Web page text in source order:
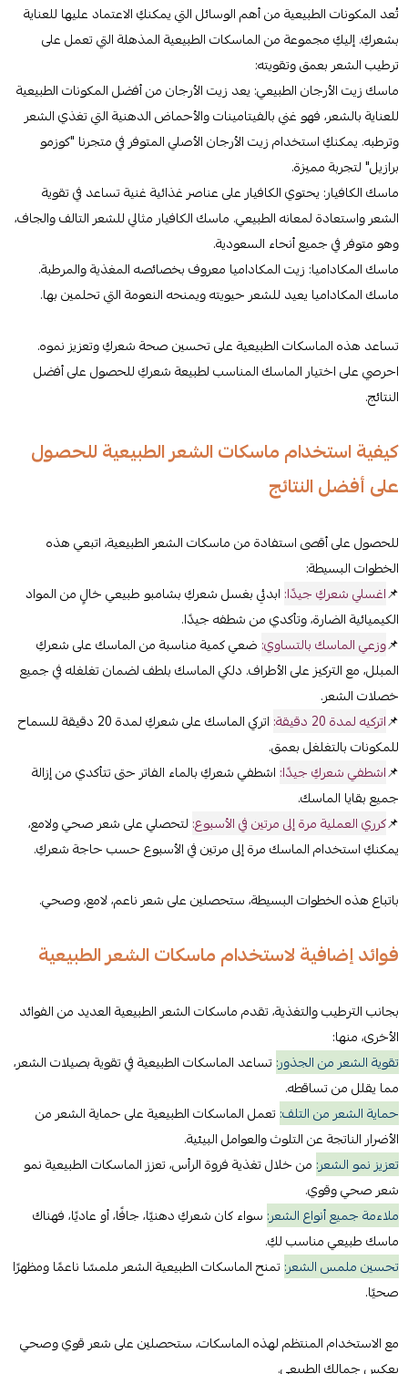
تُعد المكونات الطبيعية من أهم الوسائل التي يمكنكِ الاعتماد عليها للعناية
بشعركِ. إليكِ مجموعة من الماسكات الطبيعية المذهلة التي تعمل على
ترطيب الشعر بعمق وتقويته:
ماسك زيت الأرجان الطبيعي: يعد زيت الأرجان من أفضل المكونات الطبيعية
للعناية بالشعر، فهو غني بالفيتامينات والأحماض الدهنية التي تغذي الشعر
وترطبه. يمكنكِ استخدام زيت الأرجان الأصلي المتوفر في متجرنا "كوزمو
برازيل" لتجربة مميزة.
ماسك الكافيار: يحتوي الكافيار على عناصر غذائية غنية تساعد في تقوية
الشعر واستعادة لمعانه الطبيعي. ماسك الكافيار مثالي للشعر التالف والجاف،
وهو متوفر في جميع أنحاء السعودية.
ماسك المكاداميا: زيت المكاداميا معروف بخصائصه المغذية والمرطبة.
ماسك المكاداميا يعيد للشعر حيويته ويمنحه النعومة التي تحلمين بها.
تساعد هذه الماسكات الطبيعية على تحسين صحة شعركِ وتعزيز نموه.
احرصي على اختيار الماسك المناسب لطبيعة شعركِ للحصول على أفضل
النتائج.
كيفية استخدام ماسكات الشعر الطبيعية للحصول
على أفضل النتائج
للحصول على أقصى استفادة من ماسكات الشعر الطبيعية، اتبعي هذه
الخطوات البسيطة:
📌اغسلي شعركِ جيدًا: ابدئي بغسل شعركِ بشامبو طبيعي خالٍ من المواد
الكيميائية الضارة، وتأكدي من شطفه جيدًا.
📌وزعي الماسك بالتساوي: ضعي كمية مناسبة من الماسك على شعركِ
المبلل، مع التركيز على الأطراف. دلكي الماسك بلطف لضمان تغلغله في جميع
خصلات الشعر.
📌اتركيه لمدة 20 دقيقة:
اتركي الماسك على شعركِ لمدة 20 دقيقة للسماح
للمكونات بالتغلغل بعمق.
📌اشطفي شعركِ جيدًا: اشطفي شعركِ بالماء الفاتر حتى تتأكدي من إزالة
جميع بقايا الماسك.
📌كرري العملية مرة إلى مرتين في الأسبوع: لتحصلي على شعر صحي ولامع،
يمكنكِ استخدام الماسك مرة إلى مرتين في الأسبوع حسب حاجة شعركِ.
باتباع هذه الخطوات البسيطة، ستحصلين على شعر ناعم، لامع، وصحي.
فوائد إضافية لاستخدام ماسكات الشعر الطبيعية
بجانب الترطيب والتغذية، تقدم ماسكات الشعر الطبيعية العديد من الفوائد
الأخرى، منها:
تقوية الشعر من الجذور:تساعد الماسكات الطبيعية في تقوية بصيلات الشعر،
مما يقلل من تساقطه.
حماية الشعر من التلف:تعمل الماسكات الطبيعية على حماية الشعر من
الأضرار الناتجة عن التلوث والعوامل البيئية.
تعزيز نمو الشعر: من خلال تغذية فروة الرأس، تعزز الماسكات الطبيعية نمو
شعر صحي وقوي.
ملاءمة جميع أنواع الشعر: سواء كان شعركِ دهنيًا، جافًا، أو عاديًا، فهناك
ماسك طبيعي مناسب لكِ.
تحسين ملمس الشعر:تمنح الماسكات الطبيعية الشعر ملمسًا ناعمًا ومظهرًا
صحيًا.
مع الاستخدام المنتظم لهذه الماسكات، ستحصلين على شعر قوي وصحي
يعكس جمالكِ الطبيعي.